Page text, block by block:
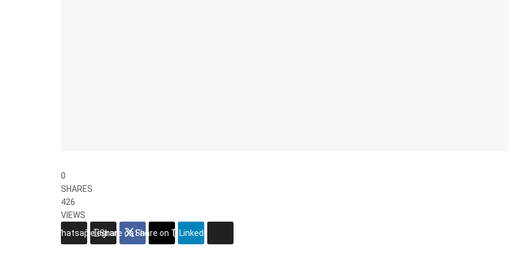
0
SHARES
426
VIEWS
WhatsappTelegram
Share on Facebook
Share on Twitter
Linkedin